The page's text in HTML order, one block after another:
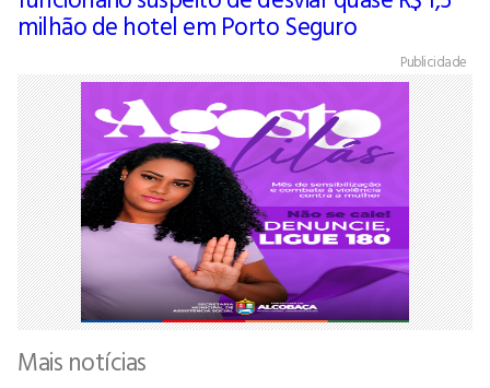
milhão de hotel em Porto Seguro
Publicidade
Mais notícias